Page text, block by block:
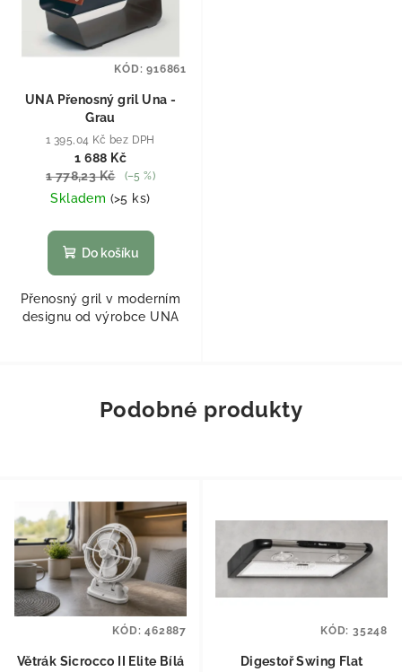
UNA Přenosný gril Una -
Grau
1 395,04 Kč bez DPH
1 688 Kč
1 778,23 Kč
(–5 %)
Skladem (>5 ks)
Do košíku
Přenosný gril v moderním
designu od výrobce UNA
KÓD:916861
Podobné produkty
Větrák Sicrocco II Elite Bílá
KÓD:462887
Digestoř Swing Flat
KÓD: 35248